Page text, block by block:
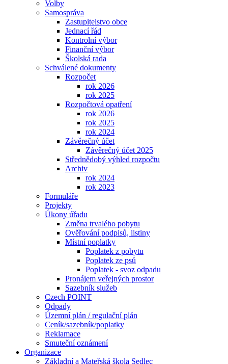
Volby
Samospráva
Zastupitelstvo obce
Jednací řád
Kontrolní výbor
Finanční výbor
Školská rada
Schválené dokumenty
Rozpočet
rok 2026
rok 2025
Rozpočtová opatření
rok 2026
rok 2025
rok 2024
Závěrečný účet
Závěrečný účet 2025
Střednědobý výhled rozpočtu
Archiv
rok 2024
rok 2023
Formuláře
Projekty
Úkony úřadu
Změna trvalého pobytu
Ověřování podpisů, listiny
Místní poplatky
Poplatek z pobytu
Poplatek ze psů
Poplatek - svoz odpadu
Pronájem veřejných prostor
Sazebník služeb
Czech POINT
Odpady
Územní plán / regulační plán
Ceník/sazebník/poplatky
Reklamace
Smuteční oznámení
Organizace
Základní a Mateřská škola Sedlec